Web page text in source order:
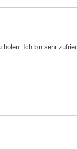
Ich bin sehr